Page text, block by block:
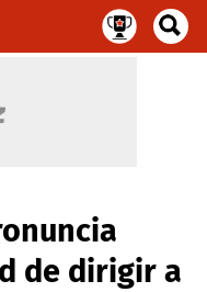
de dirigir a